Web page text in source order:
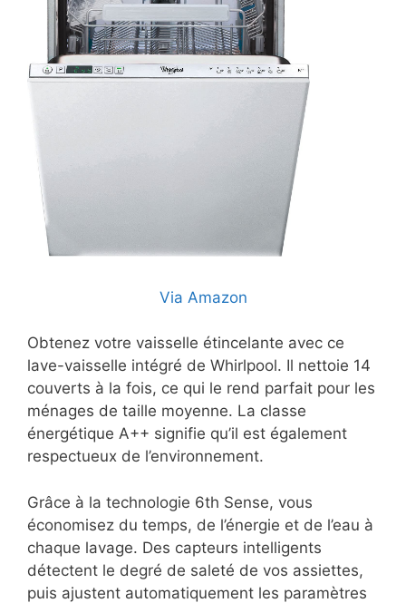
Via Amazon
Obtenez votre vaisselle étincelante avec ce
lave-vaisselle intégré de Whirlpool. Il nettoie 14
couverts à la fois, ce qui le rend parfait pour les
ménages de taille moyenne. La classe
énergétique A++ signifie qu’il est également
respectueux de l’environnement.
Grâce à la technologie 6th Sense, vous
économisez du temps, de l’énergie et de l’eau à
chaque lavage. Des capteurs intelligents
détectent le degré de saleté de vos assiettes,
puis ajustent automatiquement les paramètres